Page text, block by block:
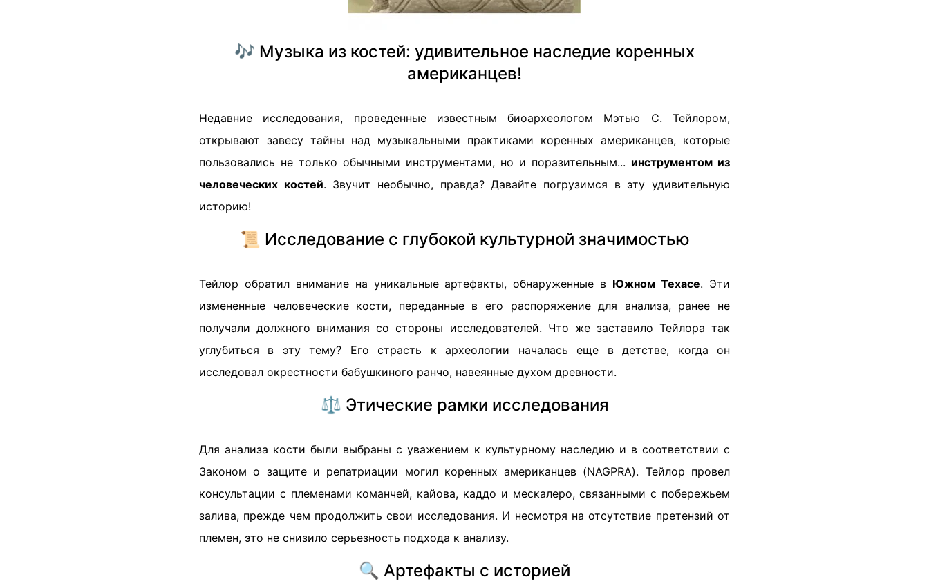
🎶 Музыка из костей: удивительное наследие коренных
американцев!
Недавние исследования, проведенные известным биоархеологом Мэтью С. Тейлором,
открывают завесу тайны над музыкальными практиками коренных американцев, которые
пользовались не только обычными инструментами, но и поразительным... инструментом из
человеческих костей. Звучит необычно, правда? Давайте погрузимся в эту удивительную
историю!
📜 Исследование с глубокой культурной значимостью
Тейлор обратил внимание на уникальные артефакты, обнаруженные в Южном Техасе. Эти
измененные человеческие кости, переданные в его распоряжение для анализа, ранее не
получали должного внимания со стороны исследователей. Что же заставило Тейлора так
углубиться в эту тему? Его страсть к археологии началась еще в детстве, когда он
исследовал окрестности бабушкиного ранчо, навеянные духом древности.
⚖️ Этические рамки исследования
Для анализа кости были выбраны с уважением к культурному наследию и в соответствии с
Законом о защите и репатриации могил коренных американцев (NAGPRA). Тейлор провел
консультации с племенами команчей, кайова, каддо и мескалеро, связанными с побережьем
залива, прежде чем продолжить свои исследования. И несмотря на отсутствие претензий от
племен, это не снизило серьезность подхода к анализу.
🔍 Артефакты с историей